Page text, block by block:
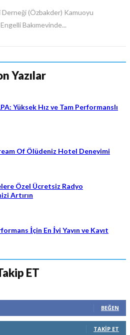
Derneği (Özbakder) Kamuoyu
Bakımevinde...
Yazılar
Yüksek Hız ve Tam Performanslı
Of Ölüdeniz Hotel Deneyimi
Özel Ücretsiz Radyo
Artırın
İçin En İyi Yayın ve Kayıt
ET
BEĞEN
TAKIP ET